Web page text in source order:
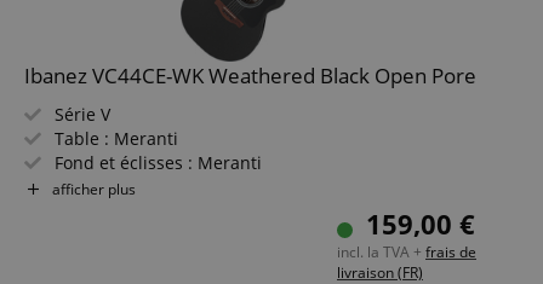
Ibanez VC44CE-WK Weathered Black Open Pore
Série V
Table : Meranti
Fond et éclisses : Meranti
Manche et touche : Nandu / Meranti
Électronique : Micro Ibanez Undersaddle avec préampli
Couleur et finition : Weathered Black, pores ouverts
afficher plus
159,00 €
incl. la TVA + frais de
livraison (FR)